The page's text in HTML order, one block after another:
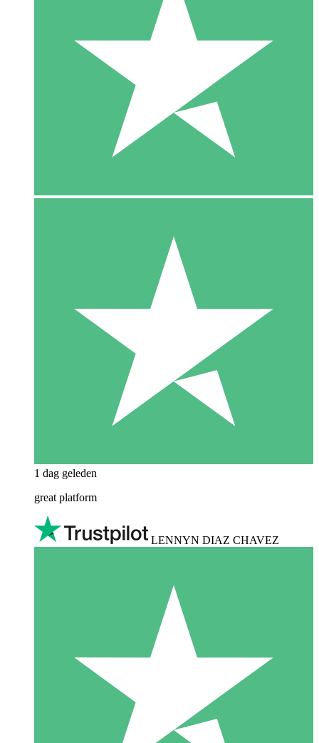
1 dag geleden
great platform
LENNYN DIAZ CHAVEZ